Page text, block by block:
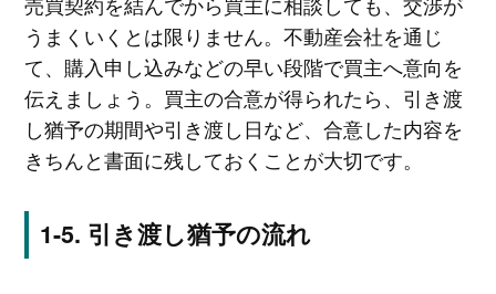
うまくいくとは限りません。不動産会社を通じ
て、購入申し込みなどの早い段階で買主へ意向を
伝えましょう。買主の合意が得られたら、引き渡
し猶予の期間や引き渡し日など、合意した内容を
きちんと書面に残しておくことが大切です。
引き渡し猶予の流れ